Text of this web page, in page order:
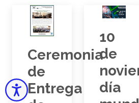
Accesibilidad
Ceremonia
de
Entrega
10
de
día